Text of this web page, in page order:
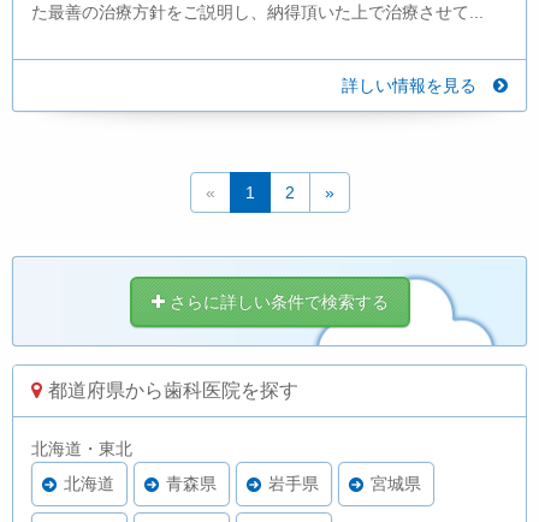
た最善の治療方針をご説明し、納得頂いた上で治療させて...
詳しい情報を見る
« 1 2 »
さらに詳しい条件で検索する
都道府県から歯科医院を探す
北海道・東北
北海道
青森県 岩手県 宮城県